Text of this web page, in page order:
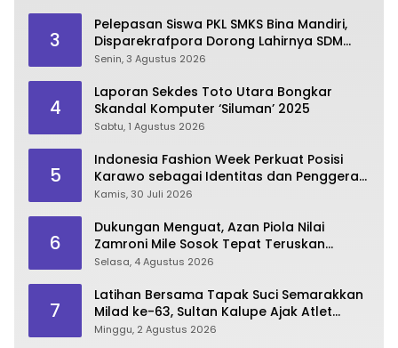
3
Pelepasan Siswa PKL SMKS Bina Mandiri,
Disparekrafpora Dorong Lahirnya SDM
Pariwisata Unggul
Senin, 3 Agustus 2026
4
Laporan Sekdes Toto Utara Bongkar
Skandal Komputer ‘Siluman’ 2025
Sabtu, 1 Agustus 2026
5
Indonesia Fashion Week Perkuat Posisi
Karawo sebagai Identitas dan Penggerak
Ekonomi Kreatif Gorontalo
Kamis, 30 Juli 2026
6
Dukungan Menguat, Azan Piola Nilai
Zamroni Mile Sosok Tepat Teruskan
Pembangunan Bone Bolango
Selasa, 4 Agustus 2026
7
Latihan Bersama Tapak Suci Semarakkan
Milad ke-63, Sultan Kalupe Ajak Atlet
Lestarikan Budaya Bela Diri
Minggu, 2 Agustus 2026